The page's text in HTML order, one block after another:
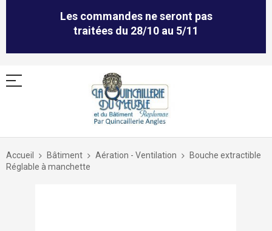
Les commandes ne seront pas
traitées du 28/10 au 5/11
Allez
contenu
Accueil Bâtiment Aération - Ventilation
Bouche extractible
Réglable à manchette